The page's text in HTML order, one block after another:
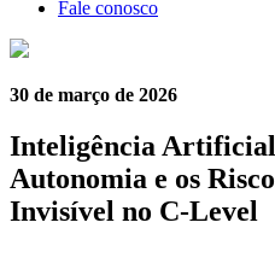
Fale conosco
30 de março de 2026
Inteligência
Autonomia e os
Invisível no C-Level